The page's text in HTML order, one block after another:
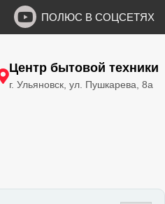
ПОЛЮС В СОЦСЕТЯХ
Центр бытовой техники
г. Ульяновск, ул. Пушкарева, 8а